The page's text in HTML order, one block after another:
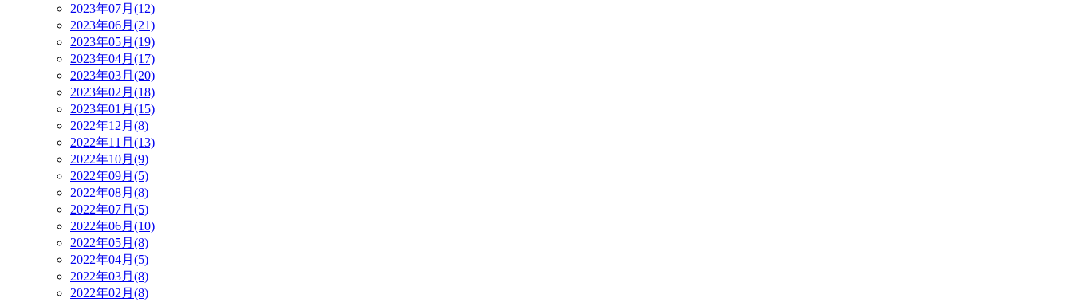
2023年07月(12)
2023年06月(21)
2023年05月(19)
2023年04月(17)
2023年03月(20)
2023年02月(18)
2023年01月(15)
2022年12月(8)
2022年11月(13)
2022年10月(9)
2022年09月(5)
2022年08月(8)
2022年07月(5)
2022年06月(10)
2022年05月(8)
2022年04月(5)
2022年03月(8)
2022年02月(8)